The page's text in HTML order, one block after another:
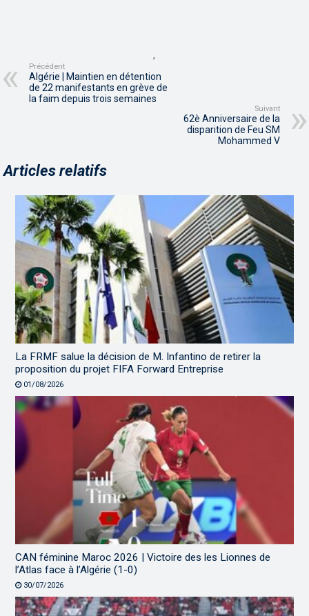
,
Précédent
Algérie | Maintien en détention
de 22 manifestants en grève de
la faim depuis trois semaines
Suivant
62è Anniversaire de la
disparition de Feu SM
Mohammed V
Articles relatifs
La FRMF salue la décision de M. Infantino de retirer la
proposition du projet FIFA Forward Entreprise
01/08/2026
CAN féminine Maroc 2026 | Victoire des les Lionnes de
l’Atlas face à l’Algérie (1-0)
30/07/2026